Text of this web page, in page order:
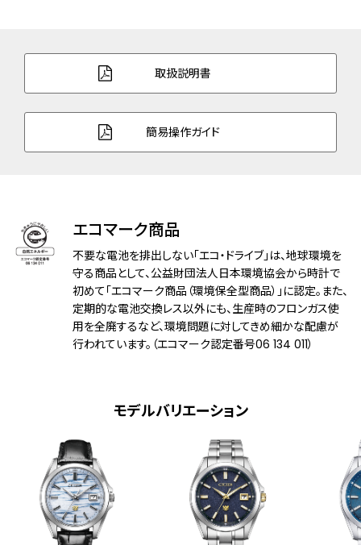
バンド幅 20.0mm
バンド調整可能サイ
132～204mm
アレルギーレベル 耐ニッケルアレルギー
１種耐磁
デザイン特徴
草木染緑和紙文字板
夜光(針＋インデックス)
過充電防止機能
フル充電時約1.5年可動(パワーセーブ作動
パーペチュアルカレンダー
日付表示
日付早修正機能
0時ジャストカレンダー更新機能
取扱説明書
簡易操作ガイド
エコマーク商品
不要な電池を排出しない「エコ・ドライブ」は、地球環境を
守る商品として、公益財団法人日本環境協会から時計で
初めて「エコマーク商品（環境保全型商品）」に認定。また、
定期的な電池交換レス以外にも、生産時のフロンガス使
用を全廃するなど、環境問題に対してきめ細かな配慮が
行われています。（エコマーク認定番号06 134 011）
モデルバリエーション